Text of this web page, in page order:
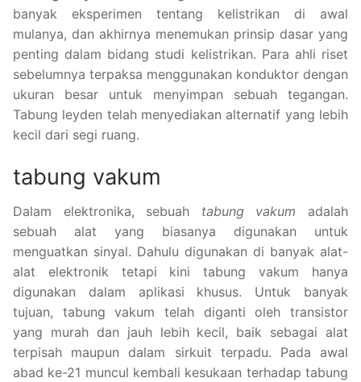
banyak eksperimen tentang kelistrikan di awal
mulanya, dan akhirnya menemukan prinsip dasar yang
penting dalam bidang studi kelistrikan. Para ahli riset
sebelumnya terpaksa menggunakan konduktor dengan
ukuran besar untuk menyimpan sebuah tegangan.
Tabung leyden telah menyediakan alternatif yang lebih
kecil dari segi ruang.
tabung vakum
Dalam elektronika, sebuah tabung vakum adalah
sebuah alat yang biasanya digunakan untuk
menguatkan sinyal. Dahulu digunakan di banyak alat-
alat elektronik tetapi kini tabung vakum hanya
digunakan dalam aplikasi khusus. Untuk banyak
tujuan, tabung vakum telah diganti oleh transistor
yang murah dan jauh lebih kecil, baik sebagai alat
terpisah maupun dalam sirkuit terpadu. Pada awal
abad ke-21 muncul kembali kesukaan terhadap tabung